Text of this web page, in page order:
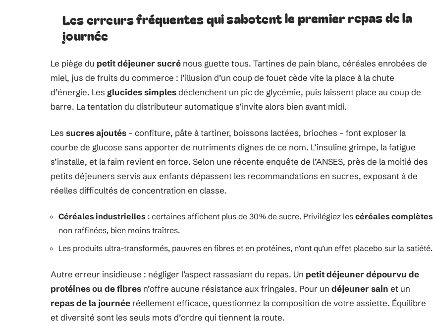
Les erreurs fréquentes qui sabotent le premier repas de la
journée
Le piège du petit déjeuner sucré nous guette tous. Tartines de pain blanc, céréales enrobées de
miel, jus de fruits du commerce : l’illusion d’un coup de fouet cède vite la place à la chute
d’énergie. Les glucides simplesdéclenchent un pic de glycémie, puis laissent place au coup de
barre. La tentation du distributeur automatique s’invite alors bien avant midi.
Les sucres ajoutés – confiture, pâte à tartiner, boissons lactées, brioches – font exploser la
courbe de glucose sans apporter de nutriments dignes de ce nom. L’insuline grimpe, la fatigue
s’installe, et la faim revient en force. Selon une récente enquête de l’ANSES, près de la moitié des
petits déjeuners servis aux enfants dépassent les recommandations en sucres, exposant à de
réelles difficultés de concentration en classe.
Céréales industrielles : certaines affichent plus de 30% de sucre. Privilégiez les céréales complètes
non raffinées, bien moins traîtres.
Les produits ultra-transformés, pauvres en fibres et en protéines, n’ont qu’un effet placebo sur la satiété.
Autre erreur insidieuse : négliger l’aspect rassasiant du repas. Un petit déjeuner dépourvu de
protéines ou de fibres n’offre aucune résistance aux fringales. Pour un déjeuner sain et un
repas de la journée réellement efficace, questionnez la composition de votre assiette. Équilibre
et diversité sont les seuls mots d’ordre qui tiennent la route.